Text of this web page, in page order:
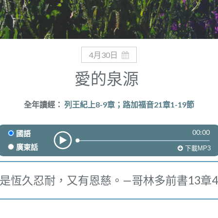
4月30日
愛的泉源
全年讀經： 列王紀上8-9章；路加福音21章1-19節
國語
廣東話
00:00
下載MP3
恆久忍耐，又有恩慈。—哥林多前書13章